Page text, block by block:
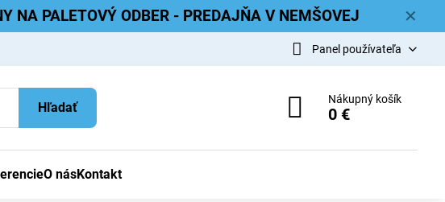
✕
NA PALETOVÝ ODBER - PREDAJŇA V NEMŠOVEJ
Panel používateľa
Hľadať
Nákupný košík
0 €
O násKontakt